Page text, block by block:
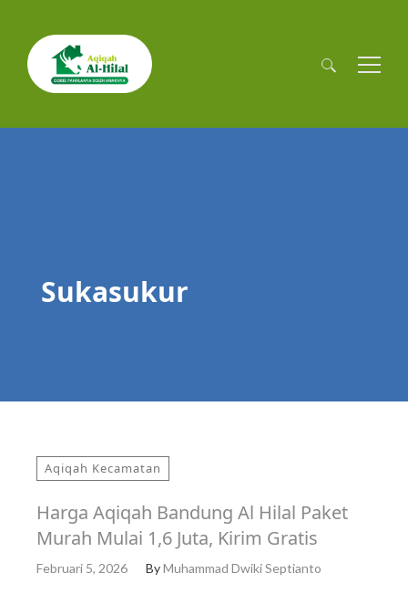
Cari
Sukasukur
Aqiqah Kecamatan
Harga Aqiqah Bandung Al Hilal Paket
Murah Mulai 1,6 Juta, Kirim Gratis
Februari 5, 2026 ByMuhammad Dwiki Septianto